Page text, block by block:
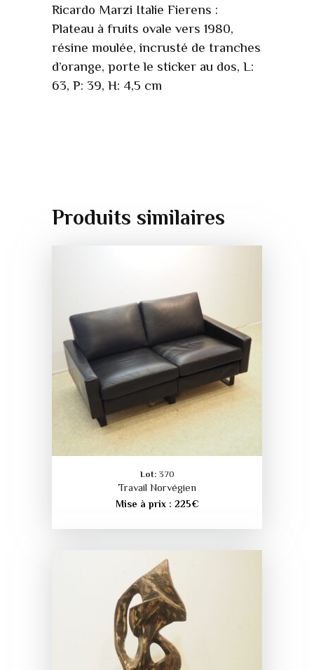
Ricardo Marzi Italie Fierens :
Plateau à fruits ovale vers 1980,
résine moulée, incrusté de tranches
d’orange, porte le sticker au dos, L:
63, P: 39, H: 4,5 cm
Produits similaires
Lot: 370
Travail Norvégien
Mise à prix : 225€